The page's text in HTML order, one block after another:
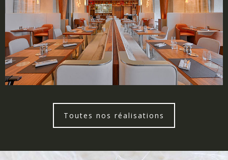
Toutes nos réalisations